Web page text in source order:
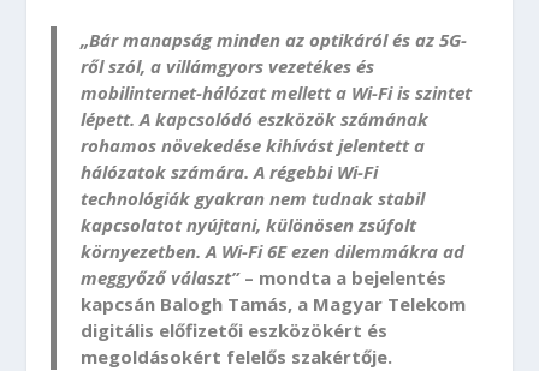
„Bár manapság minden az optikáról és az 5G-
ről szól, a villámgyors vezetékes és
mobilinternet-hálózat mellett a Wi-Fi is szintet
lépett. A kapcsolódó eszközök számának
rohamos növekedése kihívást jelentett a
hálózatok számára. A régebbi Wi-Fi
technológiák gyakran nem tudnak stabil
kapcsolatot nyújtani, különösen zsúfolt
környezetben. A Wi-Fi 6E ezen dilemmákra ad
meggyőző választ”– mondta a bejelentés
kapcsán Balogh Tamás, a Magyar Telekom
digitális előfizetői eszközökért és
megoldásokért felelős szakértője.